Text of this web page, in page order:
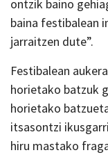
ontzik baino
baina festibalean
jarraitzen dute”.
Festibalean
horietako batzuk
horietako
itsasontzi
hiru mastako